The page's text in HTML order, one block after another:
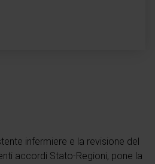
infermiere e la revisione del
accordi Stato-Regioni, pone la